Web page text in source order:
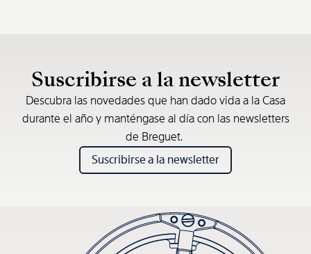
Suscribirse a la newsletter
Descubra las novedades que han dado vida a la Casa
durante el año y manténgase al día con las newsletters
de Breguet.
Suscribirse a la newsletter